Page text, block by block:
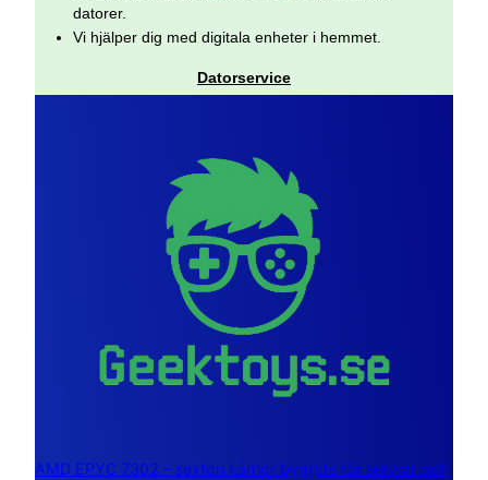
datorer.
Vi hjälper dig med digitala enheter i hemmet.
Datorservice
AMD EPYC 7302 – sexton kärnor byggda för servrar och